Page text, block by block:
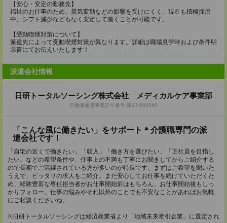
【安心・安定の勤務先】
福祉のお仕事のため、景気変動などの影響を受けにくく、現在も積極採用
中。シフト減少などもなく安定して働くことが可能です。
【受動喫煙対策について】
派遣先によって受動喫煙対策が異なります。詳細は職場見学時および条件明
示書にてお伝えいたします！
派遣会社情報
日研トータルソーシング株式会社 メディカルケア事業部
労働者派遣事業許可番号:派13-060060
「こんな風に働きたい」をサポート＊介護職専門の派
遣会社です！
「自宅の近くで働きたい」「収入」「働き方を選びたい」「正社員を目指し
たい」などの希望条件や、仕事上の不満も丁寧にお聞きしてからご紹介する
ので長期でご活躍されている方が多いのが特長です。まずはご希望を聞いた
うえで、ピッタリの求人をご紹介。また安心してお仕事を続けていただくた
め、経験豊富な専任担当者がお仕事開始前はもちろん、お仕事開始後もしっ
かりフォロー。仕事の悩みやそれ以外のことでも不安なことがあればお気軽
にご相談くださいね。
※日研トータルソーシングは経済産業省より「地域未来牽引企業」に選定され